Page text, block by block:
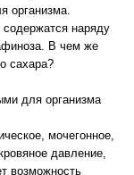
организма.
наряду
В чем же
сахара?
для организма
мочегонное,
давление,
возможность